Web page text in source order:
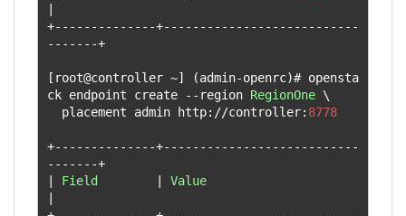
|
+--------------+---------------------------
-------+
[ root@controller ~] (admin-openrc)# opensta
ck endpoint create
-- region RegionOne \
  placement admin http
://controller: 8778
+--------------+---------------------------
-------+
|
Field |
Value
|